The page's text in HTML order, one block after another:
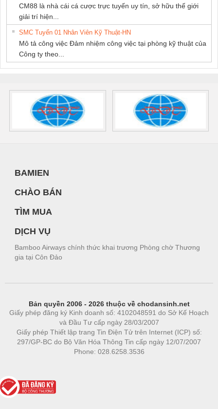
CM88 là nhà cái cá cược trực tuyến uy tín, sở hữu thế giới
giải trí hiện...
SMC Tuyển 01 Nhân Viên Kỹ Thuật-HN
Mô tả công việc Đảm nhiệm công việc tại phòng kỹ thuật của
Công ty theo...
BAMIEN
CHÀO BÁN
TÌM MUA
DỊCH VỤ
Bamboo Airways chính thức khai trương Phòng chờ Thương
gia tại Côn Đảo
Bản quyền 2006 - 2026 thuộc về chodansinh.net
Giấy phép đăng ký Kinh doanh số: 4102048591 do Sở Kế Hoạch
và Đầu Tư cấp ngày 28/03/2007
Giấy phép Thiết lập trang Tin Điện Tử trên Internet (ICP) số:
297/GP-BC do Bộ Văn Hóa Thông Tin cấp ngày 12/07/2007
Phone: 028.6258.3536